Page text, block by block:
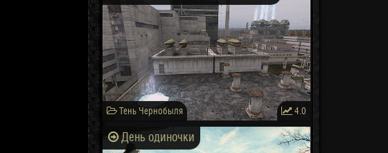
Тень Чернобыля 4.0
День одиночки